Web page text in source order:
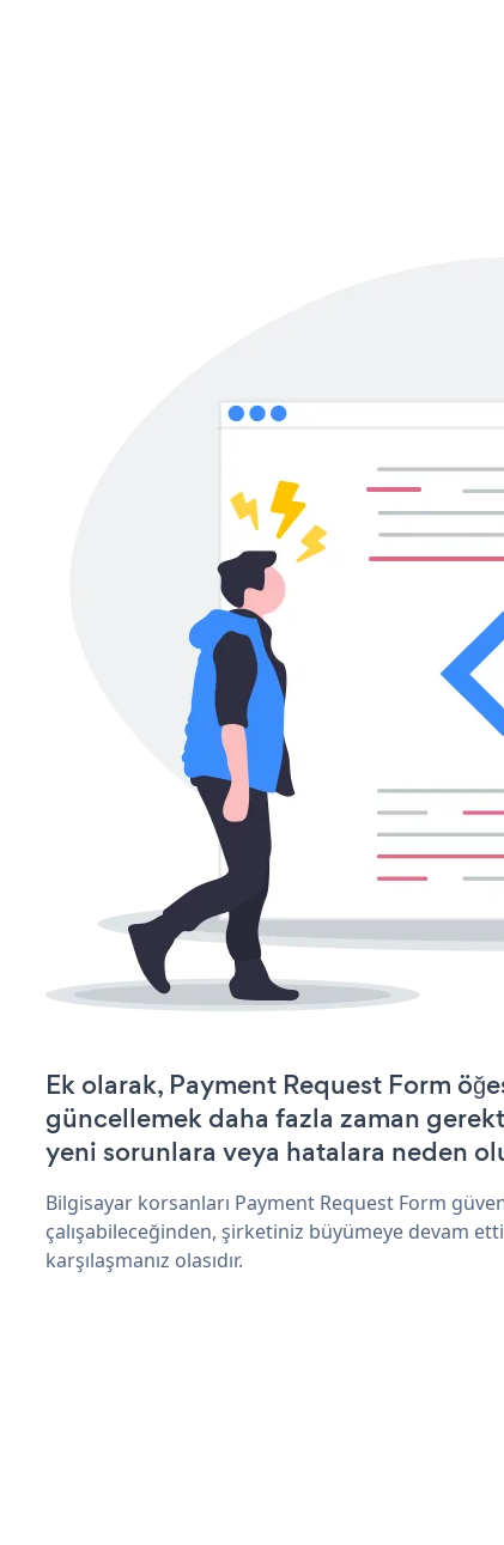
Ek olarak, Payment Request Form
güncellemek daha fazla zaman
yeni sorunlara veya hatalara neden
Bilgisayar korsanları Payment Request Form
çalışabileceğinden, şirketiniz büyümeye devam
karşılaşmanız olasıdır.